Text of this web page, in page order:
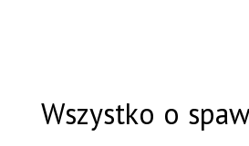
Wszystko o